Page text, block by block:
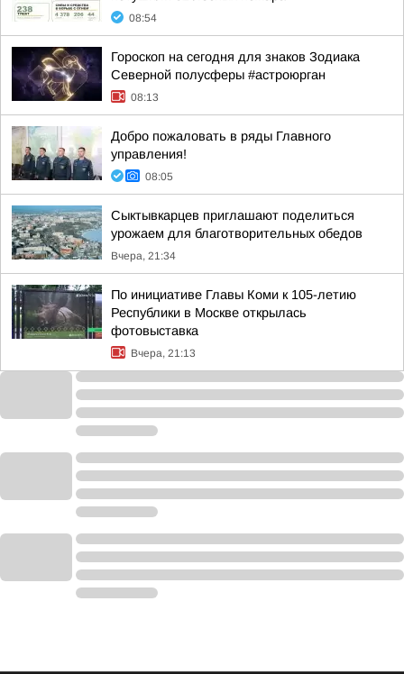
08:54
Гороскоп на сегодня для знаков Зодиака
Северной полусферы #астроюрган
08:13
Добро пожаловать в ряды Главного
управления!
08:05
Сыктывкарцев приглашают поделиться
урожаем для благотворительных обедов
Вчера, 21:34
По инициативе Главы Коми к 105-летию
Республики в Москве открылась
фотовыставка
Вчера, 21:13